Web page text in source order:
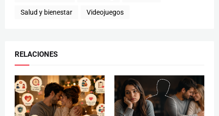
Salud y bienestar Videojuegos
RELACIONES